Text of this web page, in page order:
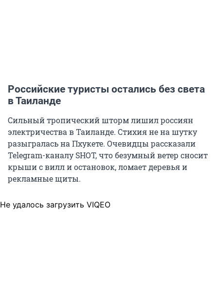
Российские туристы остались без света
в Таиланде
Сильный тропический шторм лишил россиян
электричества в Таиланде. Стихия не на шутку
разыгралась на Пхукете. Очевидцы рассказали
Telegram-каналу SHOT, что безумный ветер сносит
крыши с вилл и остановок, ломает деревья и
рекламные щиты.
Не удалось загрузить VIQEO